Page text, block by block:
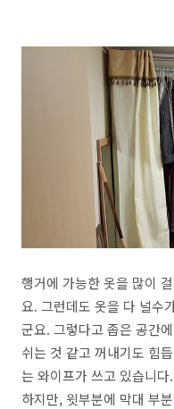
행거에 가능한 옷을 많이
요. 그런데도 옷을 다 널수
군요. 그렇다고 좁은 공간
쉬는 것 같고 꺼내기도 힘
는 와이프가 쓰고 있습니
하지만, 윗부분에 막대 부